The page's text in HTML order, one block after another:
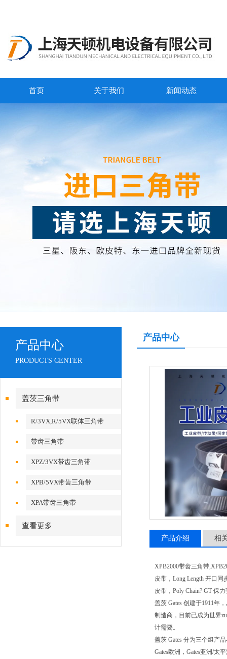
首页 关于我们 新闻动态
产品中心
PRODUCTS CENTER
盖茨三角带
R/3VX,R/5VX联体三角带
带齿三角带
XPZ/3VX带齿三角带
XPB/5VX带齿三角带
XPA带齿三角带
查看更多
产品中心
产品介绍 相
XPB2000带齿三角带
皮带，Long Length 开口同
皮带，Poly Chain? GT 保
盖茨 Gates 创建于1911年
制造商，目前已成为世界
计需要。
盖茨 Gates 分为三个组产
Gates欧洲，Gates亚洲/太